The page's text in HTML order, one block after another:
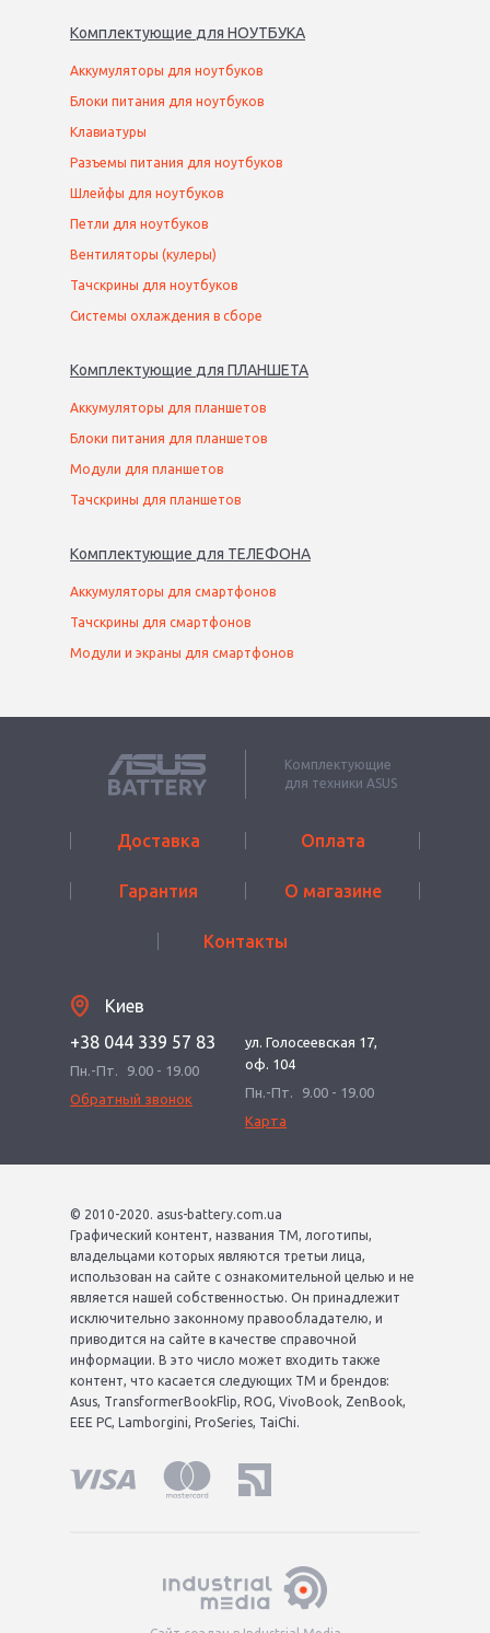
Комплектующие для НОУТБУКА
Аккумуляторы для ноутбуков
Блоки питания для ноутбуков
Клавиатуры
Разъемы питания для ноутбуков
Шлейфы для ноутбуков
Петли для ноутбуков
Вентиляторы (кулеры)
Тачскрины для ноутбуков
Системы охлаждения в сборе
Комплектующие для ПЛАНШЕТА
Аккумуляторы для планшетов
Блоки питания для планшетов
Модули для планшетов
Тачскрины для планшетов
Комплектующие для ТЕЛЕФОНА
Аккумуляторы для смартфонов
Тачскрины для смартфонов
Модули и экраны для смартфонов
Комплектующие
для техники ASUS
Доставка Оплата
Гарантия О магазине
Контакты
Киев
+38 044 339 57 83
Пн.-Пт.
9.00 - 19.00
Обратный звонок
ул. Голосеевская 17,
оф. 104
Пн.-Пт.
9.00 - 19.00
Карта
© 2010-2020. asus-battery.com.ua
Графический контент, названия ТМ, логотипы,
владельцами которых являются третьи лица,
использован на сайте с ознакомительной целью и не
является нашей собственностью. Он принадлежит
исключительно законному правообладателю, и
приводится на сайте в качестве справочной
информации. В это число может входить также
контент, что касается следующих ТМ и брендов:
Asus, TransformerBookFlip, ROG, VivoBook, ZenBook,
EEE PC, Lamborgini, ProSeries, TaiChi.